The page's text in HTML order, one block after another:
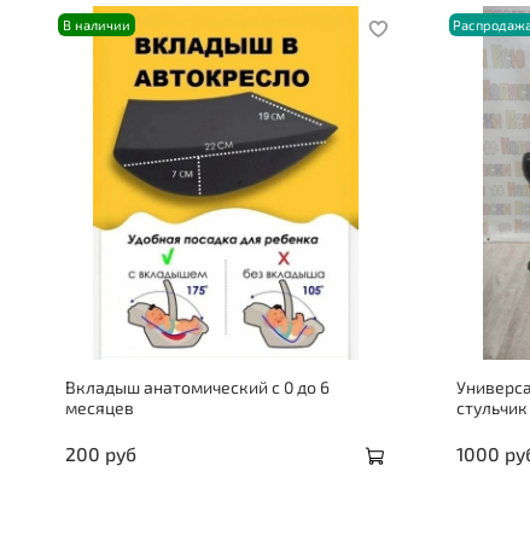
В наличии
Вкладыш анатомический с 0 до 6
месяцев
200 руб
стульчик
1000